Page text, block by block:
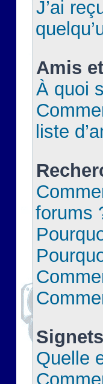
J’ai
Amis
À quoi
liste
forums
Quelle